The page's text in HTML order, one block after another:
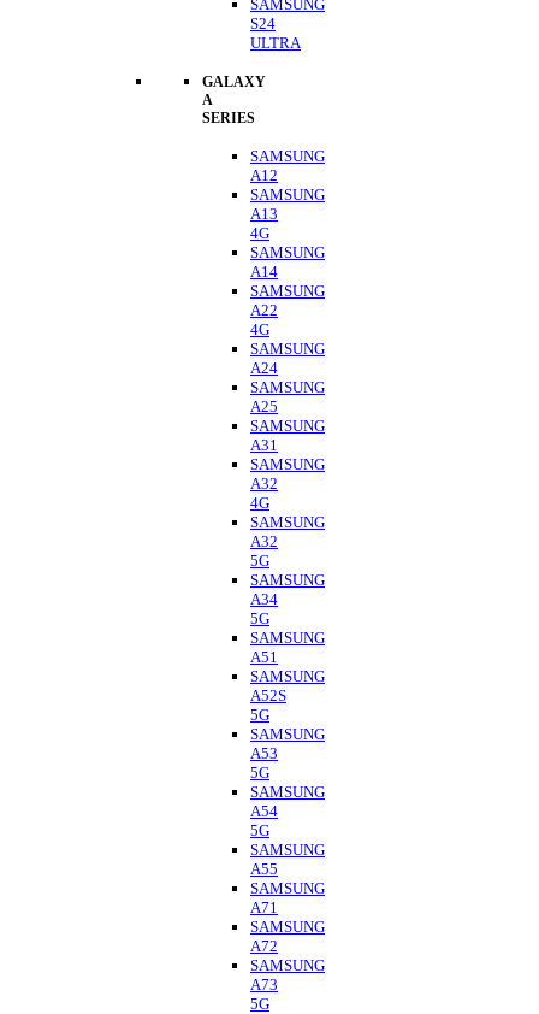
SAMSUNG
S24
ULTRA
GALAXY
A
SERIES
SAMSUNG
A12
SAMSUNG
A13
4G
SAMSUNG
A14
SAMSUNG
A22
4G
SAMSUNG
A24
SAMSUNG
A25
SAMSUNG
A31
SAMSUNG
A32
4G
SAMSUNG
A32
5G
SAMSUNG
A34
5G
SAMSUNG
A51
SAMSUNG
A52S
5G
SAMSUNG
A53
5G
SAMSUNG
A54
5G
SAMSUNG
A55
SAMSUNG
A71
SAMSUNG
A72
SAMSUNG
A73
5G